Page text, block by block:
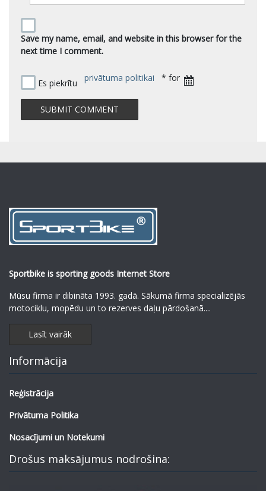
Save my name, email, and website in this browser for the
next time I comment.
Es piekrītu privātuma politikai * for
Sportbike is sporting goods Internet Store
Mūsu firma ir dibināta 1993. gadā. Sākumā firma specializējās
motociklu, mopēdu un to rezerves daļu pārdošanā....
Lasīt vairāk
Informācija
Reģistrācija
Privātuma Politika
Nosacījumi un Notekumi
Drošus maksājumus nodrošina: